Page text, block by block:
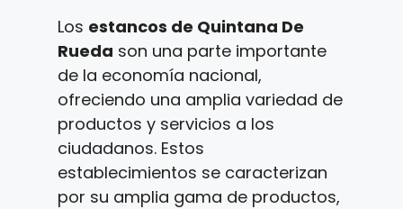
Los estancos de Quintana De
Rueda son una parte importante
de la economía nacional,
ofreciendo una amplia variedad de
productos y servicios a los
ciudadanos. Estos
establecimientos se caracterizan
por su amplia gama de productos,